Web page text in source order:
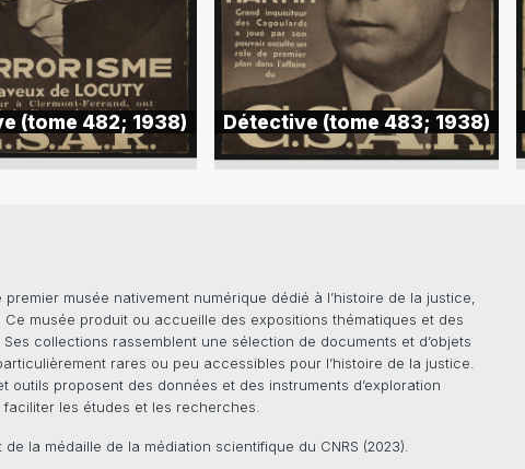
(tome 482; 1938) Détective (tome 483; 1938)
musée nativement numérique dédié à l’histoire de la justice,
musée produit ou accueille des expositions thématiques et des
collections rassemblent une sélection de documents et d’objets
rares ou peu accessibles pour l’histoire de la justice.
outils proposent des données et des instruments d’exploration
les études et les recherches.
la médaille de la médiation scientifique du CNRS (2023).